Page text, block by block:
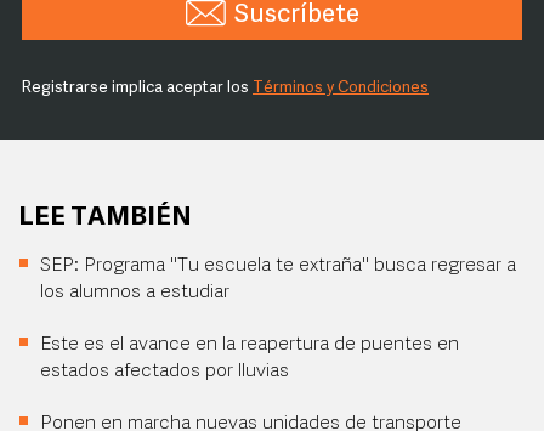
Suscríbete
Registrarse implica aceptar los Términos y Condiciones
LEE TAMBIÉN
SEP: Programa "Tu escuela te extraña" busca regresar a
los alumnos a estudiar
Este es el avance en la reapertura de puentes en
estados afectados por lluvias
Ponen en marcha nuevas unidades de transporte